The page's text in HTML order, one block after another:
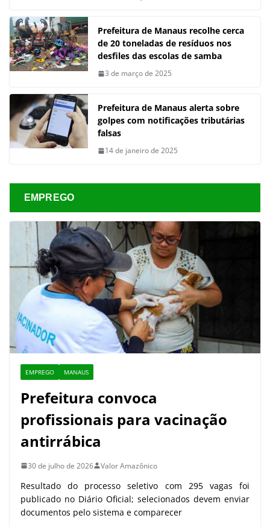
Prefeitura de Manaus recolhe cerca
de 20 toneladas de resíduos nos
desfiles das escolas de samba
3 de março de 2025
Prefeitura de Manaus alerta sobre
golpes com notificações tributárias
falsas
14 de janeiro de 2025
EMPREGO
EMPREGO MANAUS
Prefeitura convoca
profissionais para vacinação
antirrábica
30 de julho de 2026 Valor Amazônico
Resultado do processo seletivo com 295 vagas foi
publicado no Diário Oficial; selecionados devem enviar
documentos pelo sistema e comparecer